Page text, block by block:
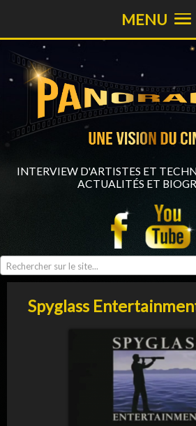
INTERVIEW D'ARTISTES ET
ACTUALITÉS ET
Rechercher sur le site...
MENU
Spyglass